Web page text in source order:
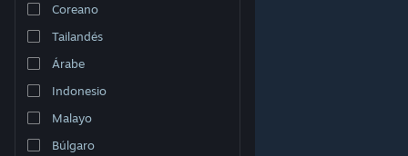
Ver versión clásica
Coreano
Tailandés
Árabe
Indonesio
Malayo
Búlgaro